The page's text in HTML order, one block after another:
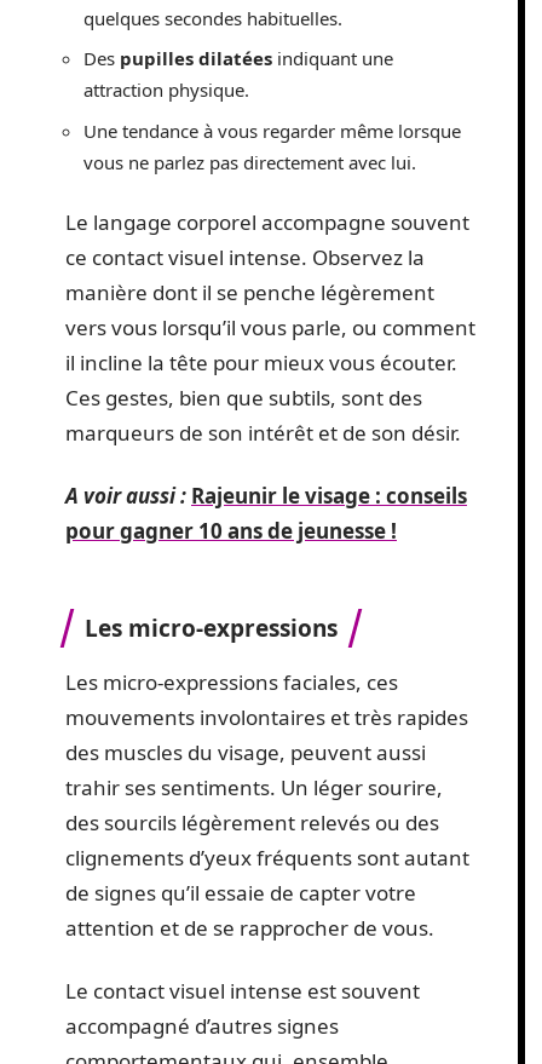
quelques secondes habituelles.
Des pupilles dilatées indiquant une
attraction physique.
Une tendance à vous regarder même lorsque
vous ne parlez pas directement avec lui.
Le langage corporel accompagne souvent
ce contact visuel intense. Observez la
manière dont il se penche légèrement
vers vous lorsqu’il vous parle, ou comment
il incline la tête pour mieux vous écouter.
Ces gestes, bien que subtils, sont des
marqueurs de son intérêt et de son désir.
A voir aussi : Rajeunir le visage : conseils
pour gagner 10 ans de jeunesse !
Les micro-expressions
Les micro-expressions faciales, ces
mouvements involontaires et très rapides
des muscles du visage, peuvent aussi
trahir ses sentiments. Un léger sourire,
des sourcils légèrement relevés ou des
clignements d’yeux fréquents sont autant
de signes qu’il essaie de capter votre
attention et de se rapprocher de vous.
Le contact visuel intense est souvent
accompagné d’autres signes